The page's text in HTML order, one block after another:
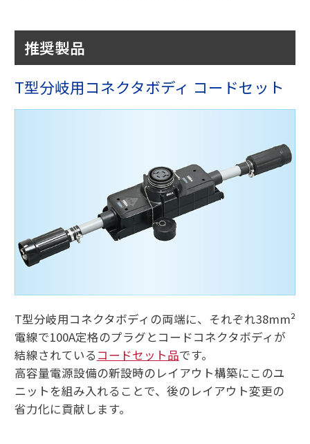
推奨製品
T型分岐用コネクタボディ コードセット
T型分岐用コネクタボディの両端に、それぞれ38mm²
電線で100A定格のプラグとコードコネクタボディが
結線されている コードセット品です。
高容量電源設備の新設時のレイアウト構築にこのユ
ニットを組み入れることで、後のレイアウト変更の
省力化に貢献します。